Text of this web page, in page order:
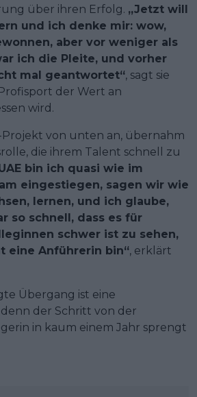
über ihren Erfolg. „Jetzt will
und ich denke mir: wow,
aber vor weniger als
ich die Pleite, und vorher
mal geantwortet“, sagt sie
der Wert an
wird.
Projekt von unten an, übernahm
die ihrem Talent schnell zu
bin ich quasi wie im
eingestiegen, sagen wir wie
lernen, und ich glaube,
so schnell, dass es für
schwer ist zu sehen,
eine Anführerin bin“, erklärt
Übergang ist eine
der Schritt von der
in kaum einem Jahr sprengt